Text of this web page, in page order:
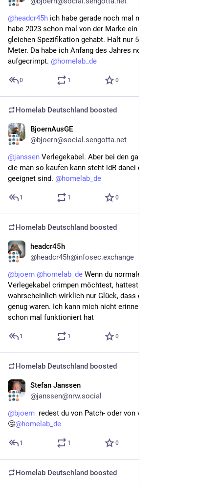
@headcr45h ich habe gerade noch mal nachgeschaut. Ich
habe 2023 schon mal von der Marke ein Kabel mit der
gleichen Spezifikation gehabt. Halt nur 50 statt 100
Meter. Da habe ich Anfang des Jahres noch Problemlos Kabel
aufgecrimpt. @homelab_de
0 1 0
Homelab Deutschland boosted
BjoernAusGE
@bjoern@social.sengotta.net
@janssen Verlegekabel. Aber bei den ganzen RJ45 Steckern
die man so kaufen kann steht idR danei das Sie für beides
geeignet sind. @homelab_de
1 1 0
Homelab Deutschland boosted
headcr45h
@headcr45h@infosec.exchange
@bjoern @homelab_de Wenn du normale Stecker auf
Verlegekabel crimpen möchtest, hattest du die letzten Jahre
wahrscheinlich wirklich nur Glück, dass die Adern nicht stark
genug waren. Ich kann mich nicht erinnern, dass das mit Cat6
schon mal funktioniert hat
1 1 0
Homelab Deutschland boosted
Stefan Janssen
@janssen@nrw.social
@bjoern
  redest du von Patch- oder von verlege-Draht-Kabeln
🤔@homelab_de
1 1 0
Homelab Deutschland boosted